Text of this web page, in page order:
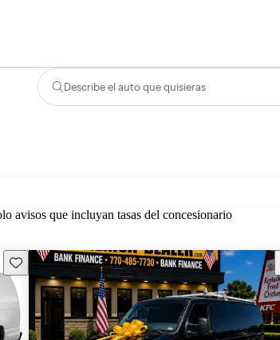
Describe el auto que quisieras
avisos que incluyan tasas del concesionario
Guarda este Aviso